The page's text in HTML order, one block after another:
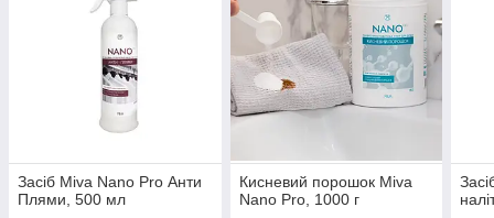
Засіб Miva Nano Pro Анти
Плями, 500 мл
Кисневий порошок Miva
Nano Pro, 1000 г